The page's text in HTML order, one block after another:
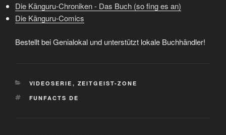
Die Känguru-Chroniken - Das Buch (so fing es an)
Die Känguru-Comics
Bestellt bei Genialokal und unterstützt lokale Buchhändler!
KATEGORIEN
VIDEOSERIE , ZEITGEIST-ZONE
SCHLAGWÖRTER
FUNFACTS DE